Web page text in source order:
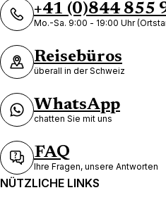
+41 (0)844 855
Mo.-Sa. 9:00 - 19:00 Uhr
Reisebüros
überall in der Schweiz
WhatsApp
chatten Sie mit uns
FAQ
Ihre Fragen, unsere Antworten
NÜTZLICHE LINKS